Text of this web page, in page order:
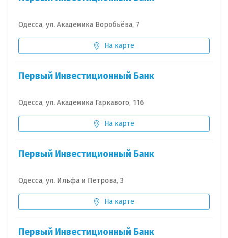
Одесса, ул. Академика Воробьёва, 7
На карте
Первый Инвестиционный Банк
Одесса, ул. Академика Гаркавого, 116
На карте
Первый Инвестиционный Банк
Одесса, ул. Ильфа и Петрова, 3
На карте
Первый Инвестиционный Банк